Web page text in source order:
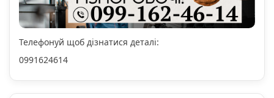
Телефонуй щоб дізнатися деталі:
0991624614